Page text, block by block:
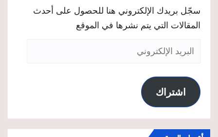
سجّل بريدك الإلكتروني هنا للحصول على أحدث
المقالات التي يتم نشرها في الموقع
البريد
اشتراك